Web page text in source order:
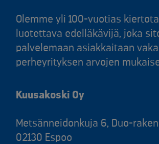
Olemme yli 100-vuotias
luotettava edelläkävijä, joka
palvelemaan asiakkaitaan
perheyrityksen arvojen
Kuusakoski Oy
Metsänneidonkuja 6, Duo-
02130 Espoo